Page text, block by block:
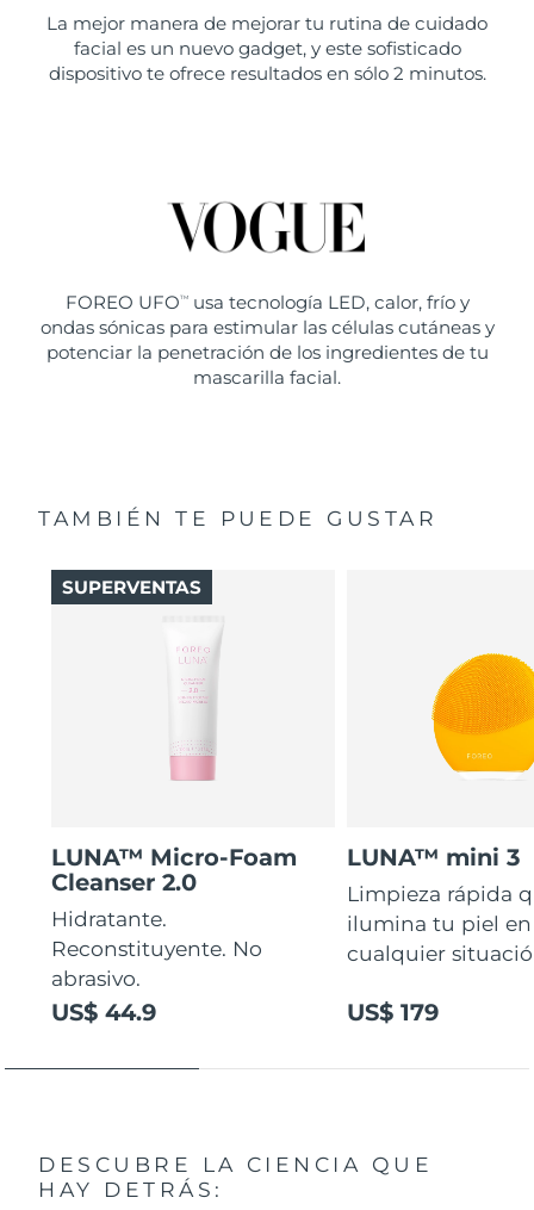
La mejor manera de mejorar tu rutina de cuidado
facial es un nuevo gadget, y este sofisticado
dispositivo te ofrece resultados en sólo 2 minutos.
FOREO UFO TMusa tecnología LED, calor, frío y
ondas sónicas para estimular las células cutáneas y
potenciar la penetración de los ingredientes de tu
mascarilla facial.
TAMBIÉN TE PUEDE GUSTAR
LUNA™ Micro-Foam
Cleanser 2.0
Hidratante.
Reconstituyente. No
abrasivo.
US$ 44.9
SUPERVENTAS
LUNA™ mini 3
Limpieza rápida
ilumina tu piel en
cualquier
US$ 179
DESCUBRE LA CIENCIA QUE
HAY DETRÁS: